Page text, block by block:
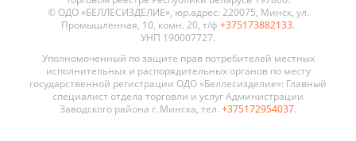
© ОДО «БЕЛЛЕСИЗДЕЛИЕ», юр.адрес: 220075, Минск, ул.
Промышленная, 10, комн. 20, т/ф +375173882133.
УНП 190007727.
Уполномоченный по защите прав потребителей местных
исполнительных и распорядительных органов по месту
государственной регистрации ОДО «Беллесизделие»: Главный
специалист отдела торговли и услуг Администрации
Заводского района г. Минска, тел. +375172954037.